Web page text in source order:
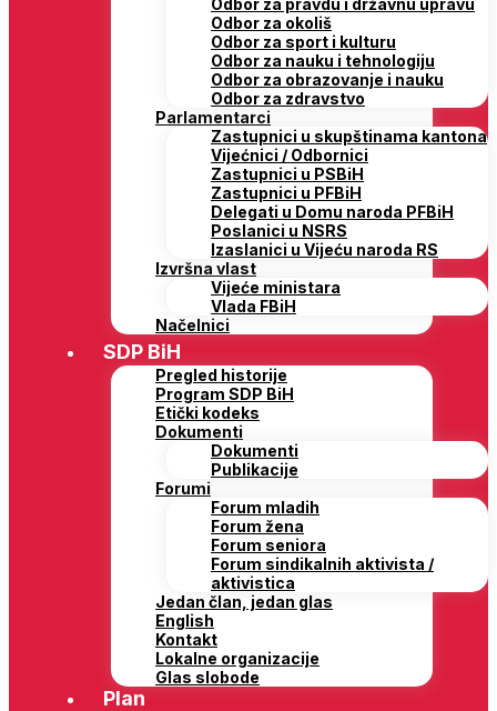
Odbor za pravdu i državnu upravu
Odbor za okoliš
Odbor za sport i kulturu
Odbor za nauku i tehnologiju
Odbor za obrazovanje i nauku
Odbor za zdravstvo
Parlamentarci
Zastupnici u skupštinama kantona
Vijećnici / Odbornici
Zastupnici u PSBiH
Zastupnici u PFBiH
Delegati u Domu naroda PFBiH
Poslanici u NSRS
Izaslanici u Vijeću naroda RS
Izvršna vlast
Vijeće ministara
Vlada FBiH
Načelnici
SDP BiH
Pregled historije
Program SDP BiH
Etički kodeks
Dokumenti
Dokumenti
Publikacije
Forumi
Forum mladih
Forum žena
Forum seniora
Forum sindikalnih aktivista /
aktivistica
Jedan član, jedan glas
English
Kontakt
Lokalne organizacije
Glas slobode
Plan